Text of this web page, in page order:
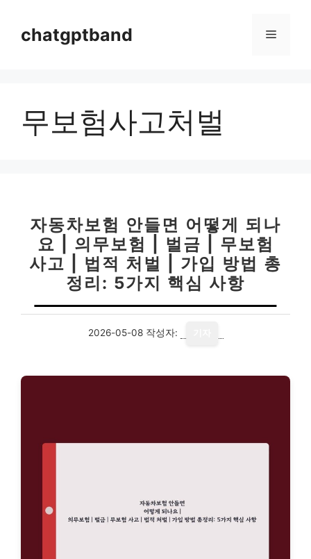
chatgptband 메
무보험사고처벌
자동차보험 안들면 어떻게 되나
요 | 의무보험 | 벌금 | 무보험
사고 | 법적 처벌 | 가입 방법 총
정리: 5가지 핵심 사항
2026-05-08 작성자: